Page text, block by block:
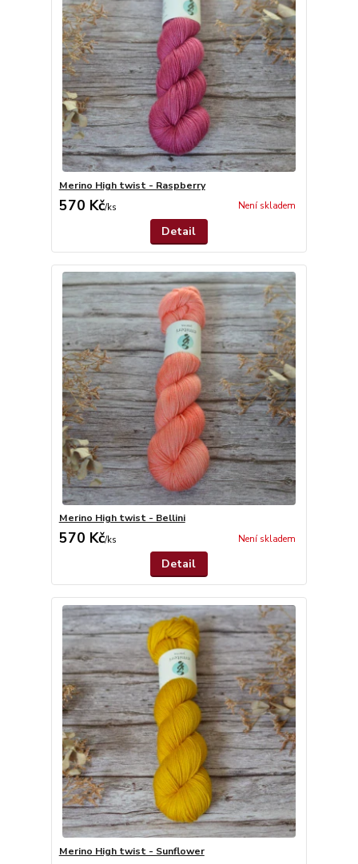
Merino High twist - Raspberry
570 Kč/ks Není skladem
Detail
Merino High twist - Bellini
570 Kč/ks Není skladem
Detail
Merino High twist - Sunflower